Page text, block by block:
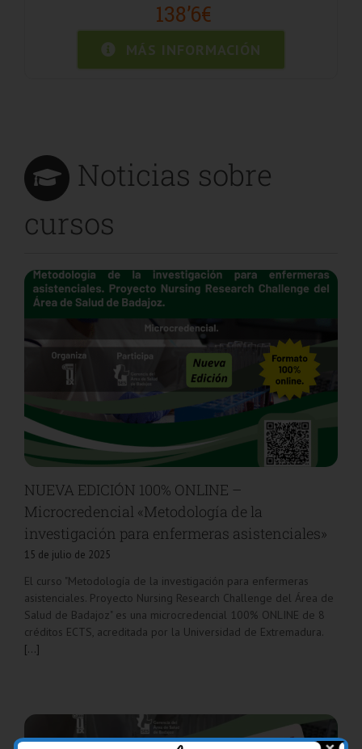
138’6€
MÁS INFORMACIÓN
Noticias sobre
cursos
NUEVA EDICIÓN 100% ONLINE –
Microcredencial «Metodología de la
investigación para enfermeras asistenciales»
15 de julio de 2025
El curso "Metodología de la investigación para enfermeras
asistenciales. Proyecto Nursing Research Challenge del Área de
Salud de Badajoz" es una microcredencial 100% ONLINE de 8
créditos ECTS, acreditada por la Universidad de Extremadura.
[...]